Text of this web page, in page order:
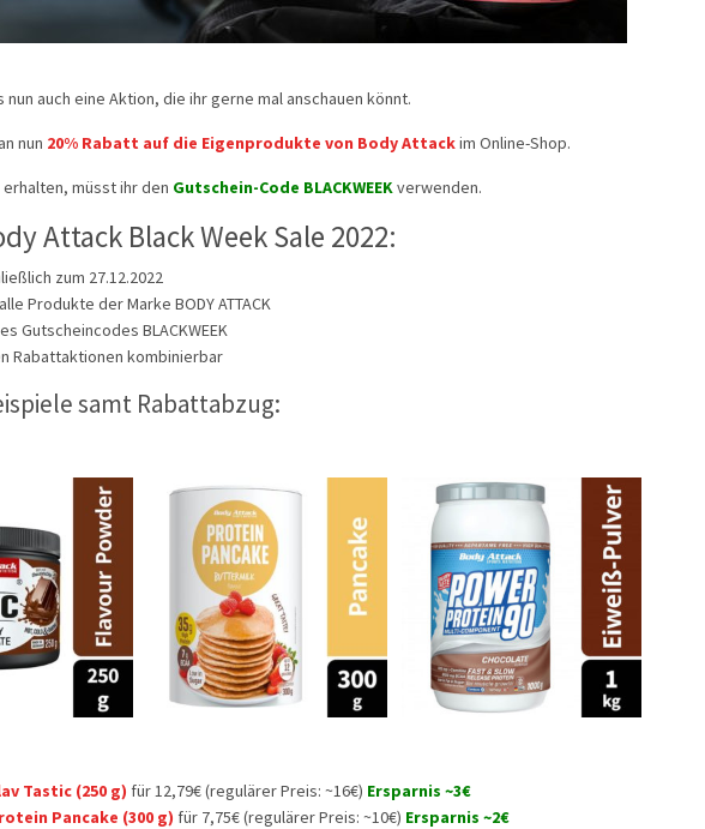
auch eine Aktion, die ihr gerne mal anschauen könnt.
nun 20% Rabatt auf die Eigenprodukte von Body Attackim Online-Shop.
erhalten, müsst ihr den Gutschein-Code BLACKWEEKverwenden.
Attack Black Week Sale 2022:
zum 27.12.2022
Produkte der Marke BODY ATTACK
Gutscheincodes BLACKWEEK
Rabattaktionen kombinierbar
samt Rabattabzug:
Tastic (250 g) für 12,79€ (regulärer Preis: ~16€) Ersparnis ~3€
Pancake (300 g) für 7,75€ (regulärer Preis: ~10€) Ersparnis ~2€